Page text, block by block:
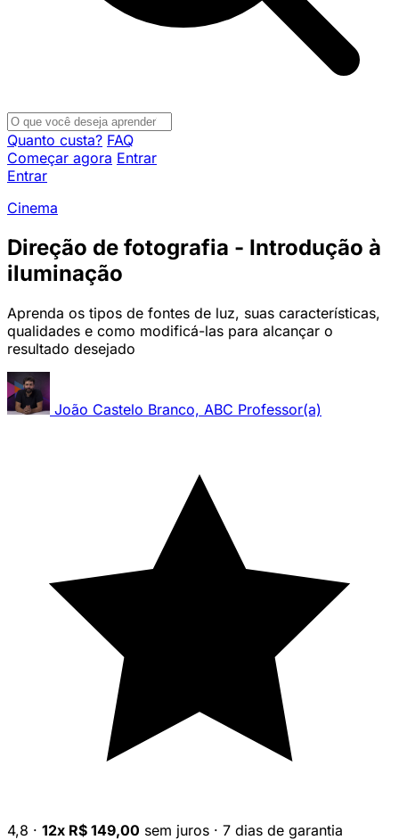
Quanto custa? FAQ
Começar agora Entrar
Entrar
Cinema
Direção de fotografia - Introdução à
iluminação
Aprenda os tipos de fontes de luz, suas características,
qualidades e como modificá-las para alcançar o
resultado desejado
João Castelo Branco, ABC Professor(a)
4,8 · 12x R$ 149,00 sem juros · 7 dias de garantia